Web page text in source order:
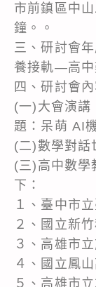
市前鎮區中
鐘。。
三、研討會
養接軌—高中
四、研討會內
(一)大會演講
題：呆萌 AI
(二)數學對話
(三)高中數學
下：
１、臺中市
２、國立新
３、高雄市
４、國立鳳
５、高雄市